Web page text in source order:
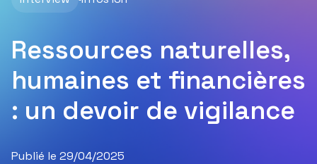
Ressources naturelles,
humaines et financières
: un devoir de vigilance
Publié le 29/04/2025